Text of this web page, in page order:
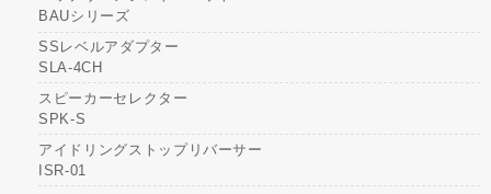
BAUシリーズ
SSレベルアダプター
SLA-4CH
スピーカーセレクター
SPK-S
アイドリングストップリバーサー
ISR-01